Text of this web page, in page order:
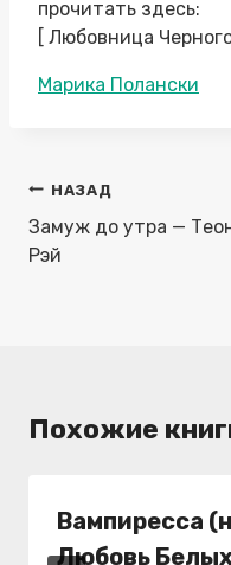
прочитать здесь:
[ Любовница
Метки
Марика Полански
Навигация
по
записям
НАЗАД
Замуж до утра —
Рэй
Похожие
Вампиресса
Любовь Белых